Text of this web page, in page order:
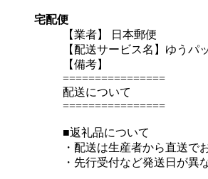
宅配便
【業者】 日本郵便
【配送サービス名】ゆうパ
【備考】
================
配送について
================
■返礼品について
・配送は生産者から直送で
・先行受付など発送日が異